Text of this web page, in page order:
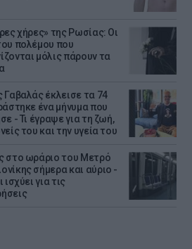
χήρες» της Ρωσίας: Οι
πολέμου που
μόλις πάρουν τα
Γαβαλάς έκλεισε τα 74
ένα μήνυμα που
- Τι έγραψε για τη ζωή,
του και την υγεία του
στο ωράριο του Μετρό
σήμερα και αύριο -
ισχύει για τις